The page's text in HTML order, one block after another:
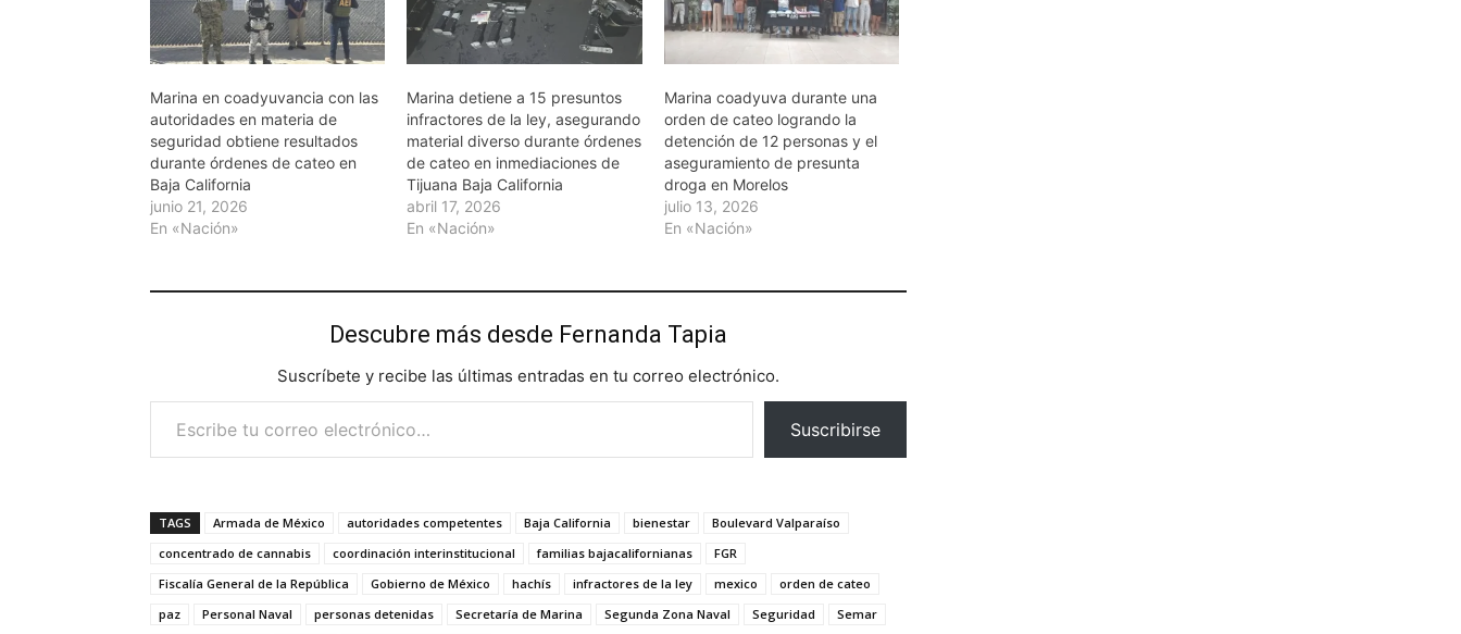
Marina en coadyuvancia con las
autoridades en materia de
seguridad obtiene resultados
durante órdenes de cateo en
Baja California
junio 21, 2026
En «Nación»
Marina detiene a 15 presuntos
infractores de la ley, asegurando
material diverso durante órdenes
de cateo en inmediaciones de
Tijuana Baja California
abril 17, 2026
En «Nación»
Marina coadyuva durante una
orden de cateo logrando la
detención de 12 personas y el
aseguramiento de presunta
droga en Morelos
julio 13, 2026
En «Nación»
Descubre más desde Fernanda Tapia
Suscríbete y recibe las últimas entradas en tu correo electrónico.
Escribe tu correo electrónico…
Suscribirse
TAGS Armada de México autoridades competentes Baja California bienestar
Boulevard Valparaíso
concentrado de cannabis
coordinación interinstitucional familias bajacalifornianas
FGR
Fiscalía General de la República
Gobierno de México hachís infractores de la ley mexico
orden de cateo
paz
Personal Naval personas detenidas Secretaría de Marina Segunda Zona Naval Seguridad
Semar